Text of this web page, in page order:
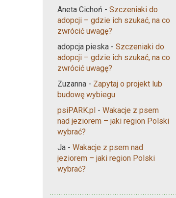
Aneta Cichoń - Szczeniaki do
adopcji – gdzie ich szukać, na co
zwrócić uwagę?
adopcja pieska - Szczeniaki do
adopcji – gdzie ich szukać, na co
zwrócić uwagę?
Zuzanna - Zapytaj o projekt lub
budowę wybiegu
psiPARK.pl - Wakacje z psem
nad jeziorem – jaki region Polski
wybrać?
Ja - Wakacje z psem nad
jeziorem – jaki region Polski
wybrać?